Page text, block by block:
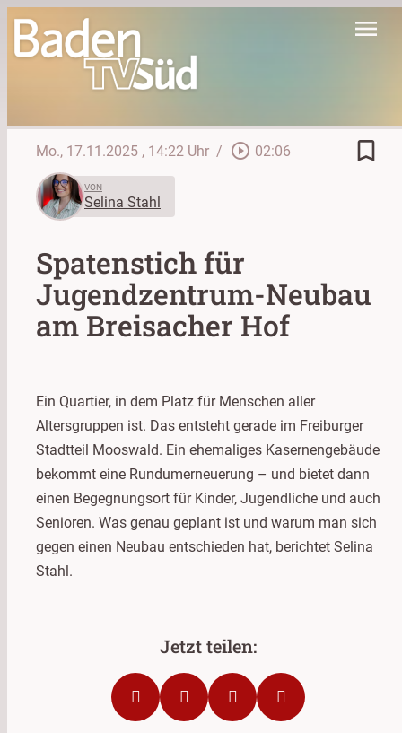
menu
Mo., 17.11.2025 , 14:22 Uhr / play_circle_outline 02:06 bookmark_border
VON
Selina Stahl
Spatenstich für
Jugendzentrum-Neubau
am Breisacher Hof
Ein Quartier, in dem Platz für Menschen aller
Altersgruppen ist. Das entsteht gerade im Freiburger
Stadtteil Mooswald. Ein ehemaliges Kasernengebäude
bekommt eine Rundumerneuerung – und bietet dann
einen Begegnungsort für Kinder, Jugendliche und auch
Senioren. Was genau geplant ist und warum man sich
gegen einen Neubau entschieden hat, berichtet Selina
Stahl.